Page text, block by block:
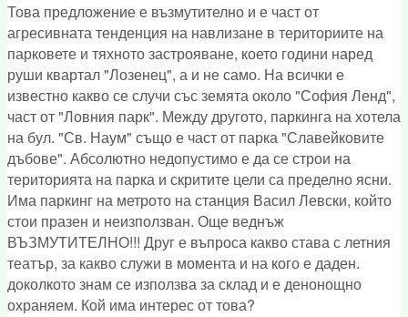
Това предложение е възмутително и е част от
агресивната тенденция на навлизане в териториите на
парковете и тяхното застрояване, което години наред
руши квартал "Лозенец", а и не само. На всички е
известно какво се случи със земята около "София Ленд",
част от "Ловния парк". Между другото, паркинга на хотела
на бул. "Св. Наум" също е част от парка "Славейковите
дъбове". Абсолютно недопустимо е да се строи на
територията на парка и скритите цели са пределно ясни.
Има паркинг на метрото на станция Васил Левски, който
стои празен и неизползван. Още веднъж
ВЪЗМУТИТЕЛНО!!! Друг е въпроса какво става с летния
театър, за какво служи в момента и на кого е даден.
доколкото знам се използва за склад и е денонощно
охраняем. Кой има интерес от това?